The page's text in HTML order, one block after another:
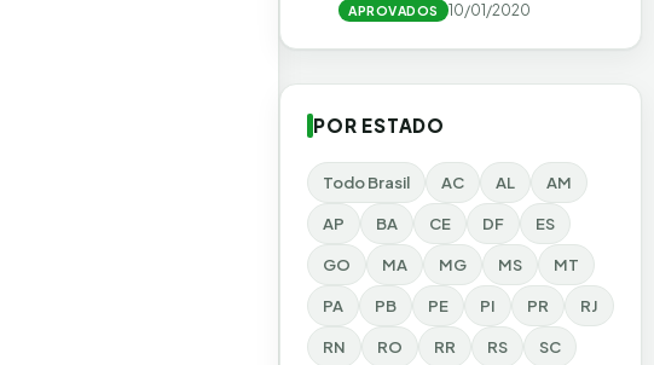
APROVADOS 10/01/2020
POR ESTADO
Todo Brasil AC AL AM
AP BA CE DF ES
GO MA MG MS MT
PA PB PE PI PR RJ
RN RO RR RS SC